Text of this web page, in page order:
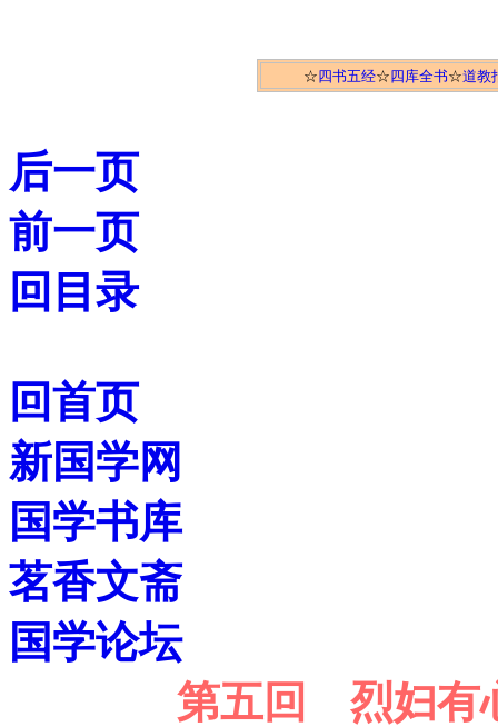
☆四书五经☆四库全书☆道教
后一页
前一页
回目录
回首页
新国学网
国学书库
茗香文斋
国学论坛
第五回 烈妇有